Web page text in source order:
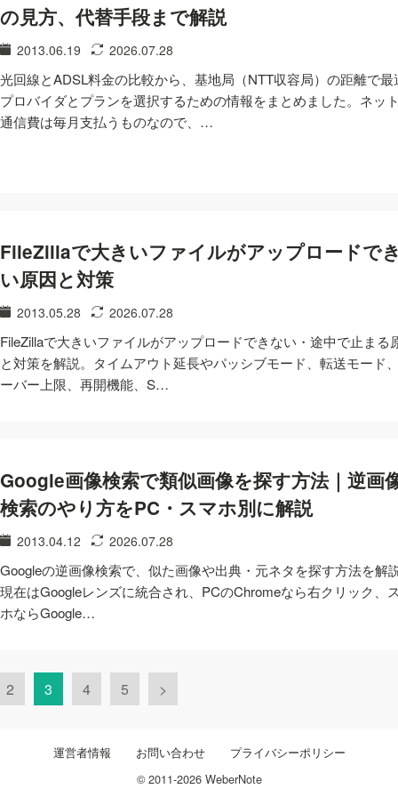
の見方、代替手段まで解説
2013.06.19 2026.07.28
光回線とADSL料金の比較から、基地局（NTT収容局）の距離で最
プロバイダとプランを選択するための情報をまとめました。ネッ
通信費は毎月支払うものなので、…
FileZillaで大きいファイルがアップロードで
い原因と対策
2013.05.28 2026.07.28
FileZillaで大きいファイルがアップロードできない・途中で止まる
と対策を解説。タイムアウト延長やパッシブモード、転送モード
ーバー上限、再開機能、S…
Google画像検索で類似画像を探す方法｜逆画
検索のやり方をPC・スマホ別に解説
2013.04.12 2026.07.28
Googleの逆画像検索で、似た画像や出典・元ネタを探す方法を解説
現在はGoogleレンズに統合され、PCのChromeなら右クリック、
ホならGoogle…
2 3 4 5 >
運営者情報 お問い合わせ
プライバシーポリシー
© 2011-2026 WeberNote